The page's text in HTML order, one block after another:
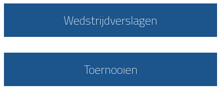
Wedstrijdverslagen
Toernooien